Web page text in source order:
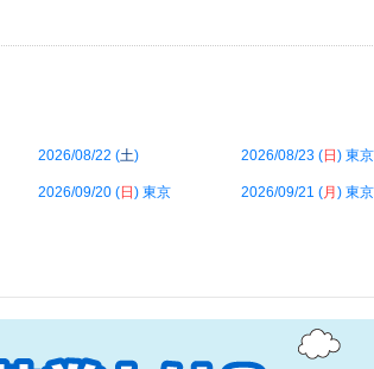
2026/08/22 (土) 2026/08/23 (日 ) 東京
2026/09/20 (日 ) 東京 2026/09/21 (月 ) 東京